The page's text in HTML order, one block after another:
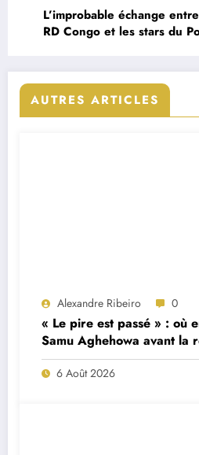
L’improbable échange
RD Congo et les stars du
AUTRES ARTICLES
Alexandre Ribeiro 0
« Le pire est passé » : où
Samu Aghehowa avant la
Porto ?
6 Août 2026